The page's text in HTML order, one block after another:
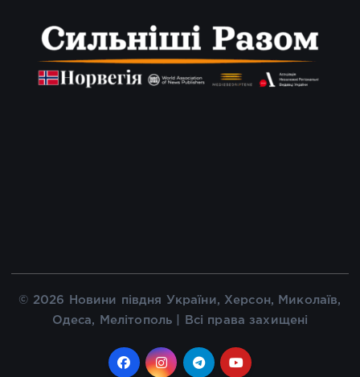
© 2026 Новини півдня України, Херсон, Миколаїв,
Одеса, Мелітополь | Всі права захищені